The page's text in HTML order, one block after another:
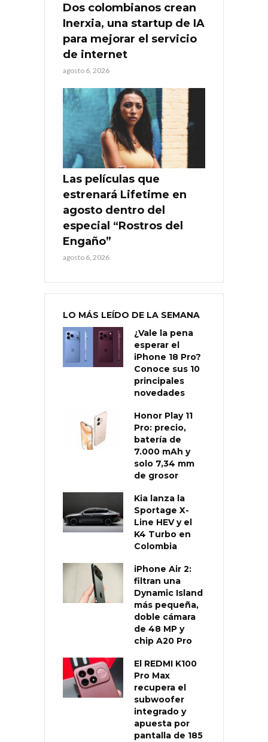
Dos colombianos crean
Inerxia, una startup de IA
para mejorar el servicio
de internet
agosto 6, 2026
Las películas que
estrenará Lifetime en
agosto dentro del
especial “Rostros del
Engaño”
agosto 6, 2026
LO MÁS LEÍDO DE LA SEMANA
¿Vale la pena
esperar el
iPhone 18 Pro?
Conoce sus 10
principales
novedades
Honor Play 11
Pro: precio,
batería de
7.000 mAh y
solo 7,34 mm
de grosor
Kia lanza la
Sportage X-
Line HEV y el
K4 Turbo en
Colombia
iPhone Air 2:
filtran una
Dynamic Island
más pequeña,
doble cámara
de 48 MP y
chip A20 Pro
El REDMI K100
Pro Max
recupera el
subwoofer
integrado y
apuesta por
pantalla de 185